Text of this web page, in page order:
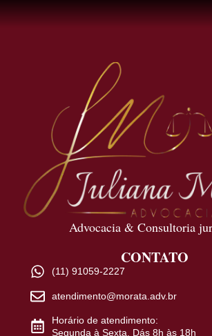
Advocacia & Consultoria
CONTATO
(11) 91059-2227
atendimento@morata.adv.br
Horário de atendimento:
Segunda à Sexta. Dás 8h às 18h